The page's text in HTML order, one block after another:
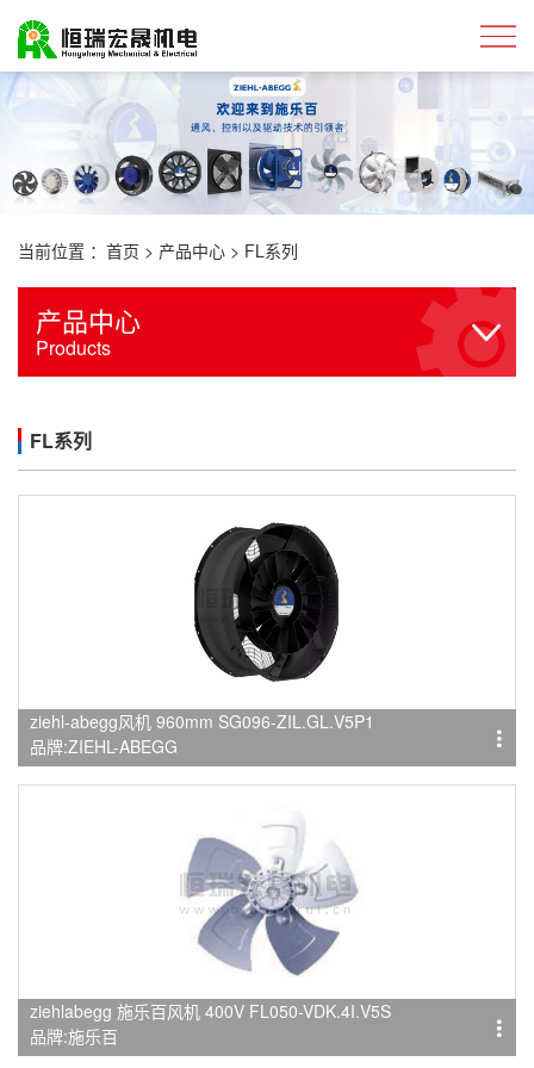
当前位置 ： 首页 > 产品中心 > FL系列
产品中心
Products
FL系列
ziehl-abegg风机 960mm SG096-ZIL.GL.V5P1
品牌:ZIEHL-ABEGG
ziehlabegg 施乐百风机 400V FL050-VDK.4I.V5S
品牌:施乐百